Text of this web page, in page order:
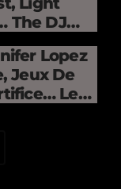
The DJ
De
Lopez
Jeux De
Le